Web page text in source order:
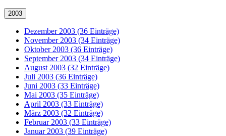
2003
Dezember 2003 (36 Einträge)
November 2003 (34 Einträge)
Oktober 2003 (36 Einträge)
September 2003 (34 Einträge)
August 2003 (32 Einträge)
Juli 2003 (36 Einträge)
Juni 2003 (33 Einträge)
Mai 2003 (35 Einträge)
April 2003 (33 Einträge)
März 2003 (32 Einträge)
Februar 2003 (33 Einträge)
Januar 2003 (39 Einträge)